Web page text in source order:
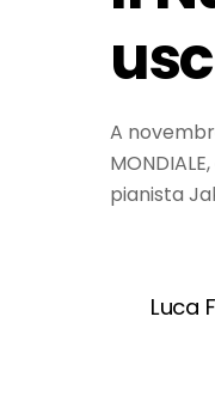
A
pianista
Luca